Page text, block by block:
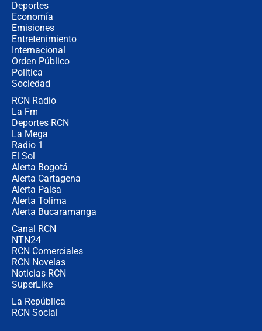
Deportes
Economía
Emisiones
Entretenimiento
Internacional
Orden Público
Política
Sociedad
RCN Radio
La Fm
Deportes RCN
La Mega
Radio 1
El Sol
Alerta Bogotá
Alerta Cartagena
Alerta Paisa
Alerta Tolima
Alerta Bucaramanga
Canal RCN
NTN24
RCN Comerciales
RCN Novelas
Noticias RCN
SuperLike
La República
RCN Social